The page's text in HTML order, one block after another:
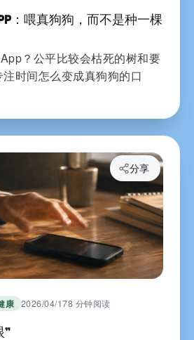
：喂真狗狗，而不是种一棵
？公平比较会枯死的树和要
时间怎么变成真狗狗的口
康 2026/04/178 分钟阅读
”
分享